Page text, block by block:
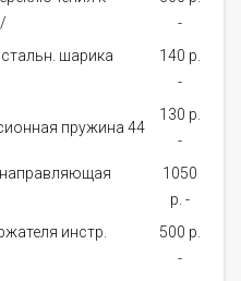
-
шарика
140 p.
-
пружина 44
130 p.
-
направляющая
1050
p. -
инстр.
500 p.
-